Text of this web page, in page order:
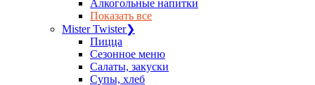
Алкогольные напитки
Показать все
Mister Twister❯
Пицца
Сезонное меню
Салаты, закуски
Супы, хлеб